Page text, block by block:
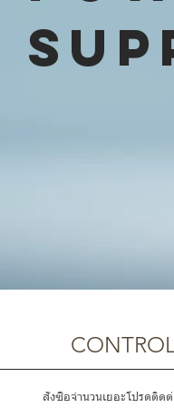
สั่งซื้อจำนวนเยอะโปรดติด